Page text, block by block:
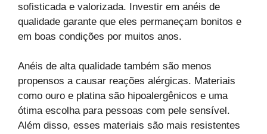
sofisticada e valorizada. Investir em anéis de
qualidade garante que eles permaneçam bonitos e
em boas condições por muitos anos.
Anéis de alta qualidade também são menos
propensos a causar reações alérgicas. Materiais
como ouro e platina são hipoalergênicos e uma
ótima escolha para pessoas com pele sensível.
Além disso, esses materiais são mais resistentes